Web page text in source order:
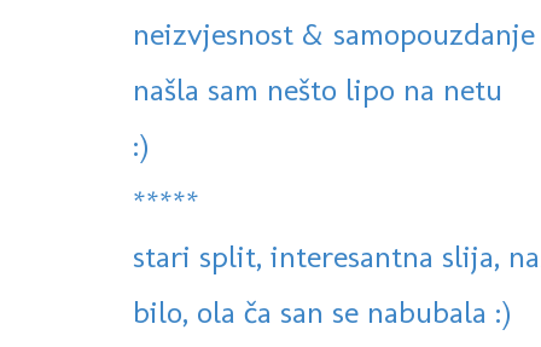
neizvjesnost & samopouzdanje
našla sam nešto lipo na netu
:)
*****
stari split, interesantna slija,
bilo, ola ča san se nabubala :)